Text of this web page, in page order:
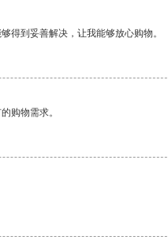
得到妥善解决，让我能够放心购物。
购物需求。